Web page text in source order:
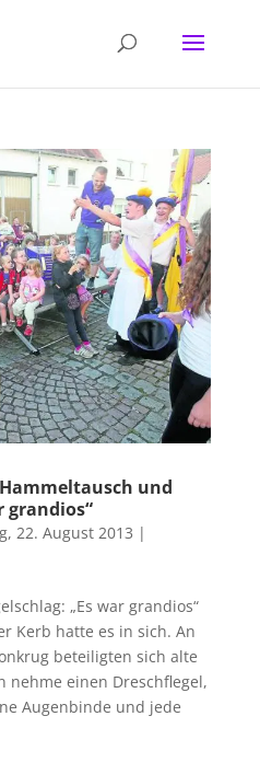
und
grandios“
22. August 2013 |
„Es war grandios“
Kerb hatte es in sich. An
beteiligten sich alte
nehme einen Dreschflegel,
Augenbinde und jede